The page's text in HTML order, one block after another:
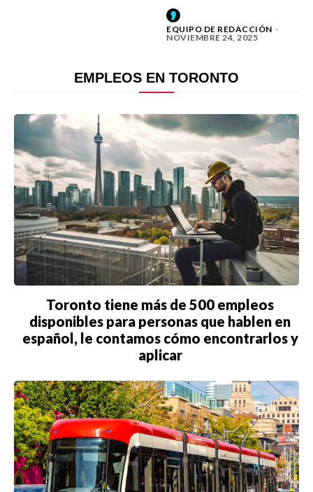
EQUIPO DE REDACCIÓN -
NOVIEMBRE 24, 2025
EMPLEOS EN TORONTO
Toronto tiene más de 500 empleos
disponibles para personas que hablen en
español, le contamos cómo encontrarlos y
aplicar